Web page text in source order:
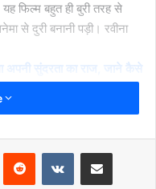
फिल्म बहुत ही बुरी तरह से
से दुरी बनानी पड़ी। रवीना
अपनी सुंदरता का राज, जाने कैसे
2 3